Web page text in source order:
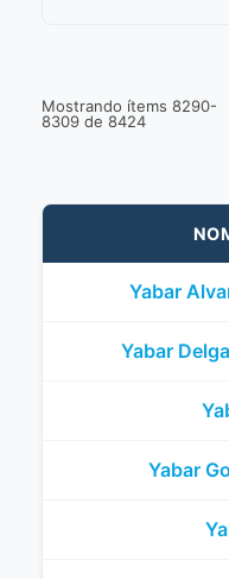
Mostrando ítems 8290-
8309 de 8424
Yabar
Yabar
Yabar